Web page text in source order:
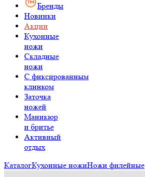
Бренды
Новинки
Акции
Кухонные
ножи
Складные
ножи
C фиксированным
клинком
Заточка
ножей
Маникюр
и бритье
Активный
отдых
КаталогКухонные ножиНожи филейные